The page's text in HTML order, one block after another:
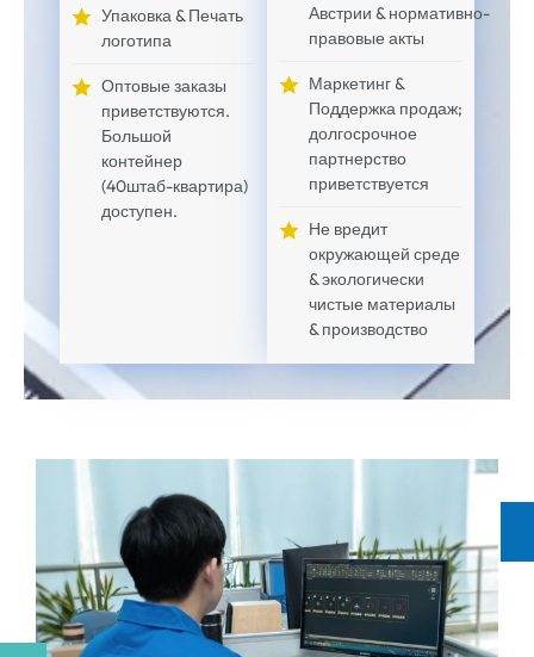
Упаковка & Печать
логотипа
Оптовые заказы
приветствуются.
Большой
контейнер
(40штаб-квартира)
доступен.
Австрии & нормативно-
правовые акты
Маркетинг &
Поддержка продаж;
долгосрочное
партнерство
приветствуется
Не вредит
окружающей среде
& экологически
чистые материалы
& производство